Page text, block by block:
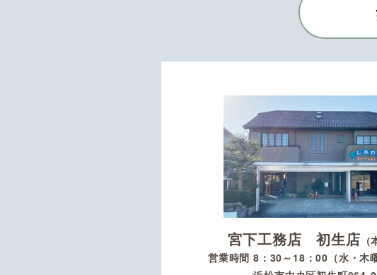
宮下工務店 初生店 （
営業時間 8：30～18：00（水・木